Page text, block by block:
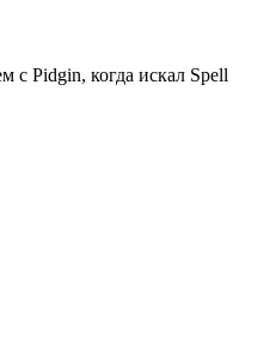
с Pidgin, когда искал Spell